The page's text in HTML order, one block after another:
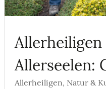
Allerheiligen
Allerseelen:
Allerheiligen, Natur &